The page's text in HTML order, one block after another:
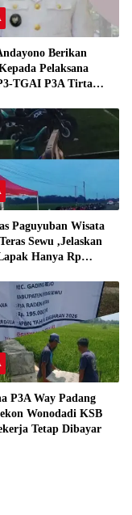
Berikan
Pelaksana
TGAI P3A Tirta
Paguyuban Wisata
Sewu ,Jelaskan
Hanya Rp
P3A Way Padang
Wonodadi KSB
Tetap Dibayar